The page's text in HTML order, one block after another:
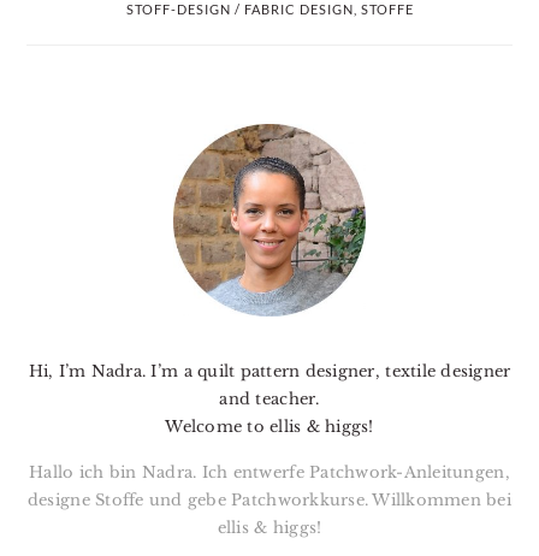
STOFF-DESIGN / FABRIC DESIGN STOFFE
Hi, I’m Nadra. I’m a quilt pattern designer, textile designer
and teacher.
Welcome to ellis & higgs!
Hallo ich bin Nadra. Ich entwerfe Patchwork-Anleitungen,
designe Stoffe und gebe Patchworkkurse. Willkommen bei
ellis & higgs!